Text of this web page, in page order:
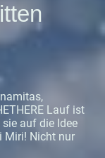
Lauf ist
sie auf die Idee
Miri! Nicht nur